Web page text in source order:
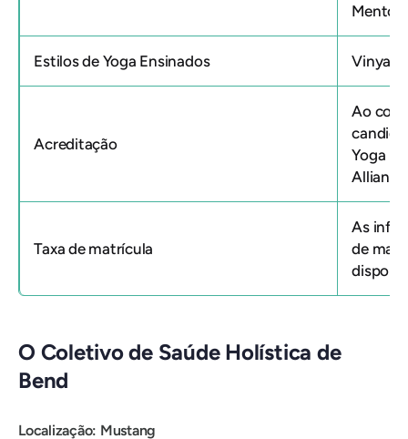
Mentor
Estilos de Yoga Ensinados
Acreditação
Ao
Yoga
Taxa de matrícula
As
de
O Coletivo de Saúde Holística de
Bend
Localização: Mustang